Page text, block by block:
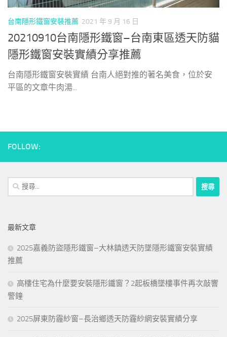
台南隱形鐵窗安裝推薦 2021 年 9 月 16 日
20210910台南隱形鐵窗–台南東區透天防貓
隱形鐵窗安裝實績分享推薦
台南隱形鐵窗安裝實績 台南人絕對推的著名美食，位於安
平區的文章牛肉湯...
FOLLOW:
搜
尋
字:
最新文章
2025嘉義防盜隱形鐵窗–大林鎮透天防墜隱形鐵窗安裝實績
推薦
高樓住宅為什麼要安裝隱形鐵窗？2起板橋墜樓事件再次敲響
警鐘
2025屏東防霾紗窗–長治鄉透天防霾紗網安裝實績分享